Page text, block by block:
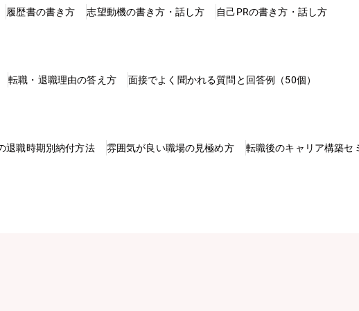
履歴書の書き方 志望動機の書き方・話し方 自己PRの書き方・話し方
転職・退職理由の答え方 面接でよく聞かれる質問と回答例（50個）
退職時期別納付方法 雰囲気が良い職場の見極め方 転職後のキャリア構築セ